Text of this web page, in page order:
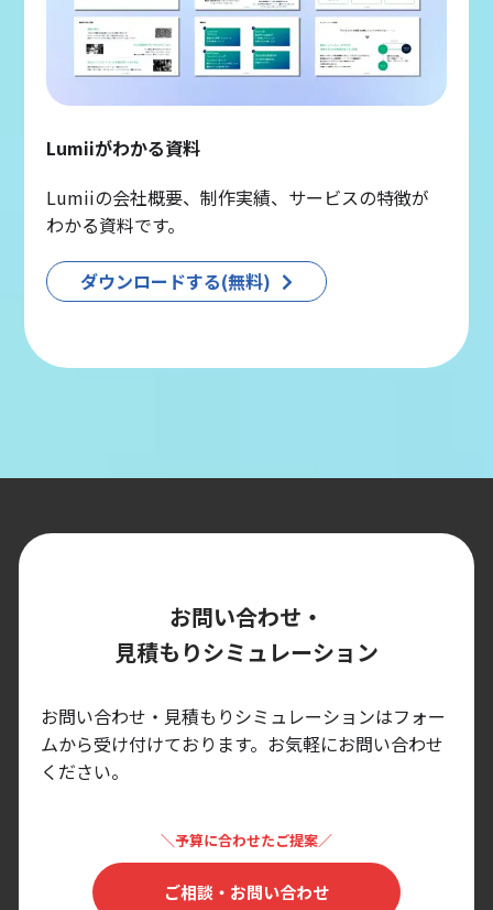
Lumiiがわかる資料
Lumiiの会社概要、制作実績、サービスの特徴が
わかる資料です。
ダウンロードする(無料)
お問い合わせ・
見積もりシミュレーション
お問い合わせ・見積もりシミュレーションはフォー
ムから受け付けております。 お気軽にお問い合わせ
ください。
＼予算に合わせたご提案／
ご相談・お問い合わせ